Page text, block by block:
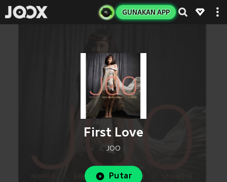
GUNAKAN APP
First Love
JOO
Putar